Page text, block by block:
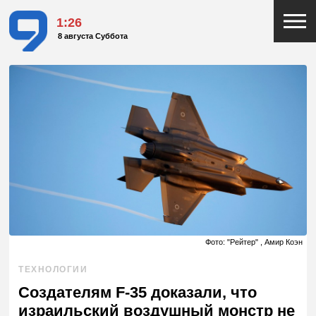
1:26
8 августа Суббота
Фото: "Рейтер" , Амир Коэн
ТЕХНОЛОГИИ
Создателям F-35 доказали, что
израильский воздушный монстр не